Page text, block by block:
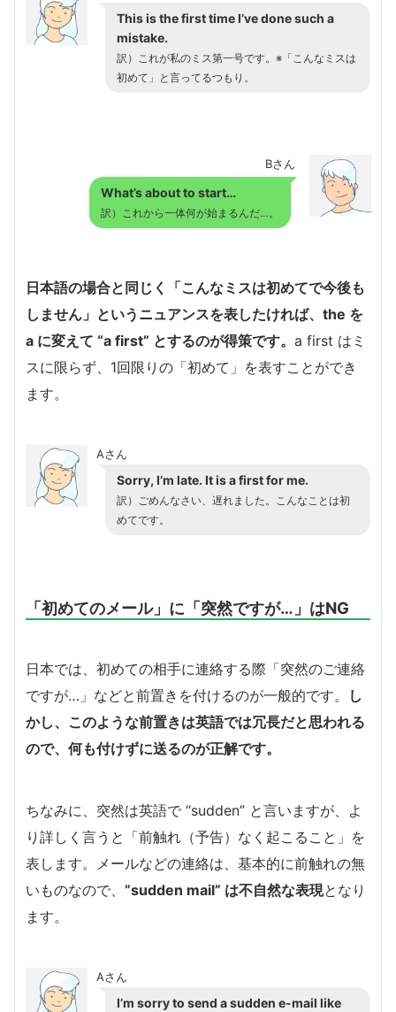
This is the first time I’ve done such a
mistake.
訳）これが私のミス第一号です。※「こんなミスは
初めて」と言ってるつもり。
Bさん
What’s about to start…
訳）これから一体何が始まるんだ…。
日本語の場合と同じく「こんなミスは初めてで今後も
しません」というニュアンスを表したければ、the を
a に変えて “a first” とするのが得策です。 a first はミ
スに限らず、1回限りの「初めて」を表すことができ
ます。
Aさん
Sorry, I’m late. It is a first for me.
訳）ごめんなさい、遅れました。こんなことは初
めてです。
「初めてのメール」に「突然ですが…」はNG
日本では、初めての相手に連絡する際「突然のご連絡
ですが…」などと前置きを付けるのが一般的です。
し
かし、このような前置きは英語では冗長だと思われる
ので、何も付けずに送るのが正解です。
ちなみに、突然は英語で “sudden” と言いますが、よ
り詳しく言うと「前触れ（予告）なく起こること」を
表します。メールなどの連絡は、基本的に前触れの無
いものなので、 ”sudden mail” は不自然な表現となり
ます。
Aさん
I’m sorry to send a sudden e-mail like